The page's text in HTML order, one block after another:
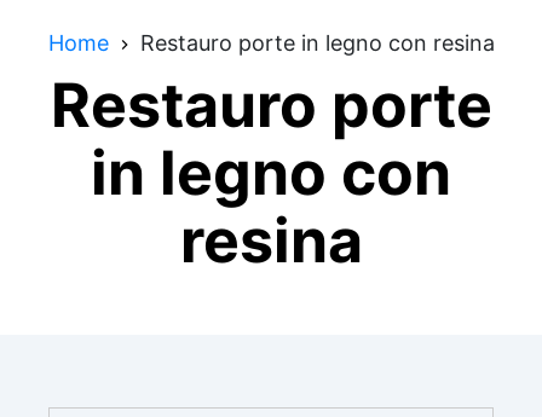
Home Restauro porte in legno con resina
Restauro porte
in legno con
resina